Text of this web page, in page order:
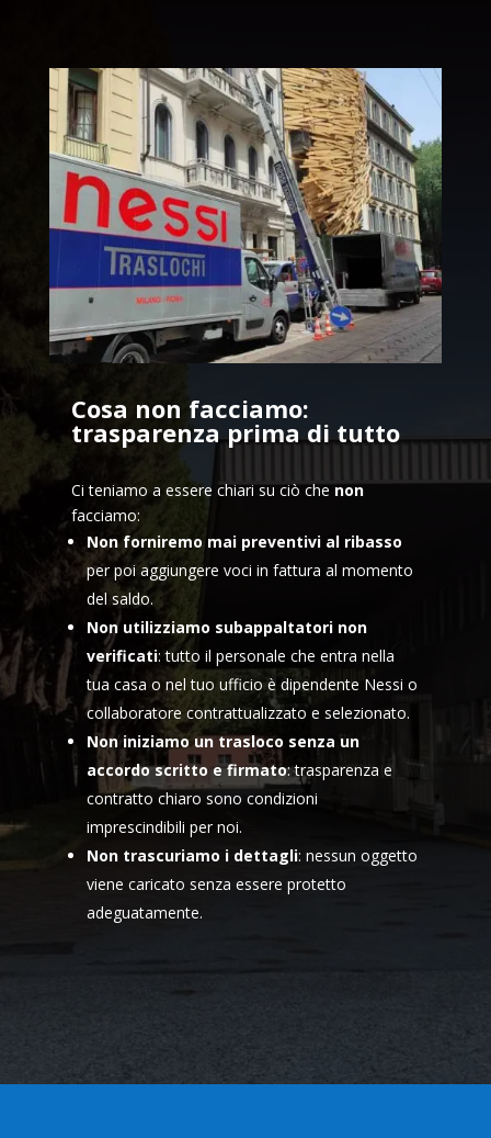
Cosa non facciamo:
trasparenza prima di tutto
Ci teniamo a essere chiari su ciò chenon
facciamo:
Non forniremo mai preventivi al ribasso
per poi aggiungere voci in fattura al momento
del saldo.
Non utilizziamo subappaltatori non
verificati: tutto il personale che entra nella
tua casa o nel tuo ufficio è dipendente Nessi o
collaboratore contrattualizzato e selezionato.
Non iniziamo un trasloco senza un
accordo scritto e firmato: trasparenza e
contratto chiaro sono condizioni
imprescindibili per noi.
Non trascuriamo i dettagli: nessun oggetto
viene caricato senza essere protetto
adeguatamente.